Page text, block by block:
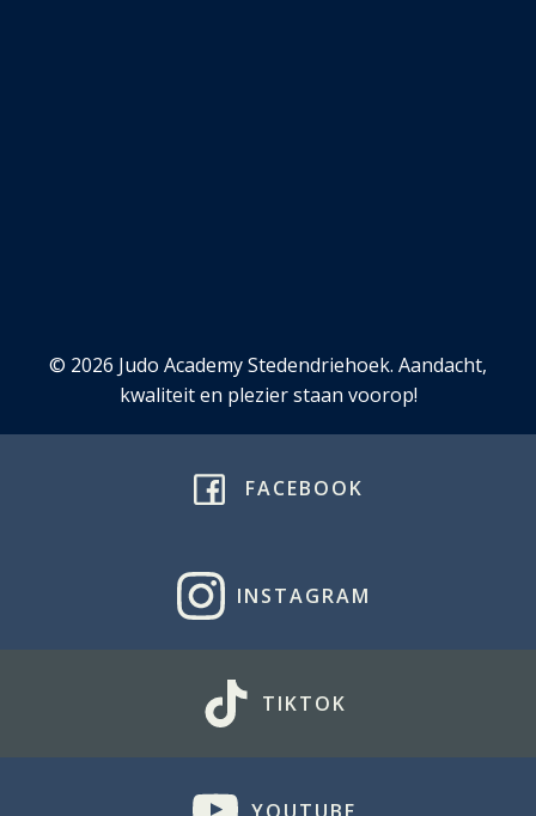
© 2026 Judo Academy Stedendriehoek. Aandacht,
kwaliteit en plezier staan voorop!
FACEBOOK
INSTAGRAM
TIKTOK